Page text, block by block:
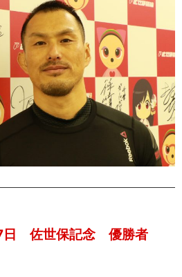
佐世保記念 優勝者